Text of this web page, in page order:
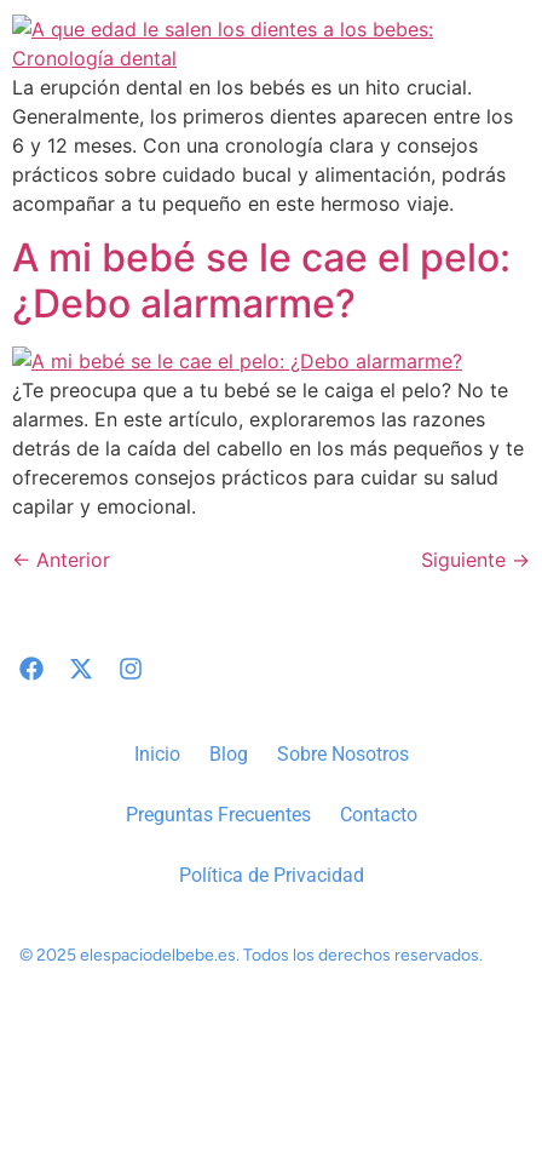
La erupción dental en los bebés es un hito crucial.
Generalmente, los primeros dientes aparecen entre los
6 y 12 meses. Con una cronología clara y consejos
prácticos sobre cuidado bucal y alimentación, podrás
acompañar a tu pequeño en este hermoso viaje.
A mi bebé se le cae el pelo:
¿Debo alarmarme?
¿Te preocupa que a tu bebé se le caiga el pelo? No te
alarmes. En este artículo, exploraremos las razones
detrás de la caída del cabello en los más pequeños y te
ofreceremos consejos prácticos para cuidar su salud
capilar y emocional.
← Anterior Siguiente →
Inicio Blog Sobre Nosotros
Preguntas Frecuentes Contacto
Política de Privacidad
© 2025 elespaciodelbebe.es. Todos los derechos reservados.